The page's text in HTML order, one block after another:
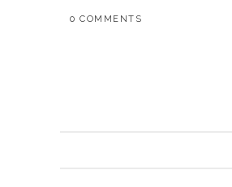
0 COMMENTS